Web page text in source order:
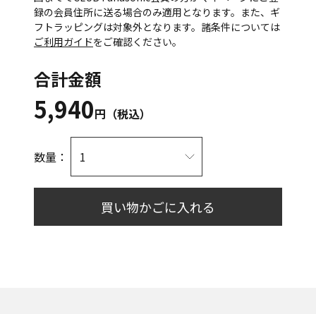
録の会員住所に送る場合のみ適用となります。また、ギ
フトラッピングは対象外となります。諸条件については
ご利用ガイドをご確認ください。
合計金額
5,940円（税込）
数量：
買い物かごに入れる